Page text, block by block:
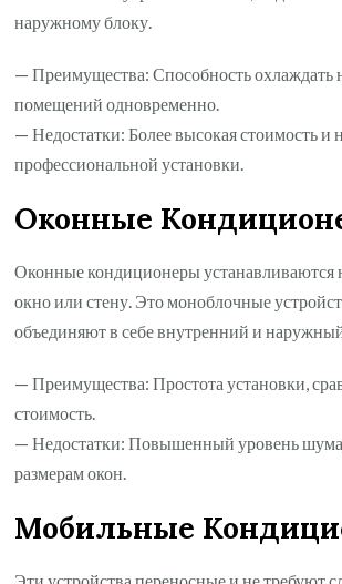
наружному блоку.
— Преимущества: Способность охлаждать
помещений одновременно.
— Недостатки: Более высокая стоимость и
профессиональной установки.
Оконные
Оконные кондиционеры устанавливаются
окно или стену. Это моноблочные
объединяют в себе внутренний и
— Преимущества: Простота установки,
стоимость.
— Недостатки: Повышенный уровень
размерам окон.
Мобильные